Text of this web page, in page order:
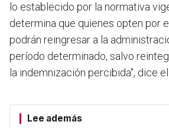
lo establecido por la normativa
determina que quienes opten por
podrán reingresar a la
período determinado, salvo
la indemnización percibida", dice
Lee además